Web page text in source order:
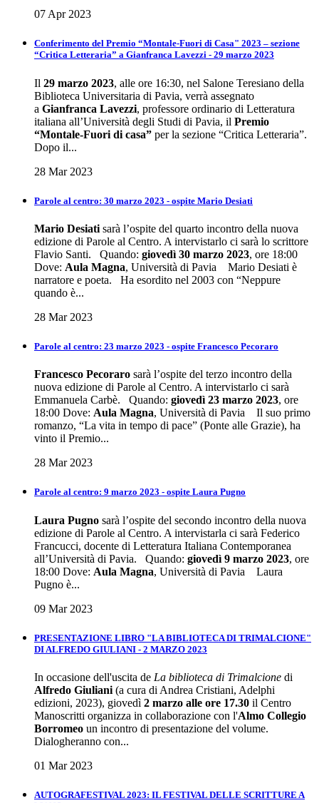
07 Apr 2023
Conferimento del Premio “Montale-Fuori di Casa" 2023 – sezione
“Critica Letteraria” a Gianfranca Lavezzi - 29 marzo 2023
Il 29 marzo 2023, alle ore 16:30, nel Salone Teresiano della
Biblioteca Universitaria di Pavia, verrà assegnato
a Gianfranca Lavezzi, professore ordinario di Letteratura
italiana all’Università degli Studi di Pavia, il Premio
“Montale-Fuori di casa” per la sezione “Critica Letteraria”.
Dopo il...
28 Mar 2023
Parole al centro: 30 marzo 2023 - ospite Mario Desiati
Mario Desiati sarà l’ospite del quarto incontro della nuova
edizione di Parole al Centro. A intervistarlo ci sarà lo scrittore
Flavio Santi. Quando: giovedì 30 marzo 2023, ore 18:00
Dove: Aula Magna, Università di Pavia Mario Desiati è
narratore e poeta. Ha esordito nel 2003 con “Neppure
quando è...
28 Mar 2023
Parole al centro: 23 marzo 2023 - ospite Francesco Pecoraro
Francesco Pecoraro sarà l’ospite del terzo incontro della
nuova edizione di Parole al Centro. A intervistarlo ci sarà
Emmanuela Carbè. Quando: giovedì 23 marzo 2023, ore
18:00 Dove: Aula Magna, Università di Pavia Il suo primo
romanzo, “La vita in tempo di pace” (Ponte alle Grazie), ha
vinto il Premio...
28 Mar 2023
Parole al centro: 9 marzo 2023 - ospite Laura Pugno
Laura Pugno sarà l’ospite del secondo incontro della nuova
edizione di Parole al Centro. A intervistarla ci sarà Federico
Francucci, docente di Letteratura Italiana Contemporanea
all’Università di Pavia. Quando: giovedì 9 marzo 2023, ore
18:00 Dove: Aula Magna, Università di Pavia Laura
Pugno è...
09 Mar 2023
PRESENTAZIONE LIBRO "LA BIBLIOTECA DI TRIMALCIONE"
DI ALFREDO GIULIANI - 2 MARZO 2023
In occasione dell'uscita de La biblioteca di Trimalcione di
Alfredo Giuliani (a cura di Andrea Cristiani, Adelphi
edizioni, 2023), giovedì 2 marzo alle ore 17.30 il Centro
Manoscritti organizza in collaborazione con l'Almo Collegio
Borromeo un incontro di presentazione del volume.
Dialogheranno con...
01 Mar 2023
AUTOGRAFESTIVAL 2023: IL FESTIVAL DELLE SCRITTURE A